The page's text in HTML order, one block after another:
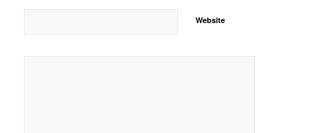
Website